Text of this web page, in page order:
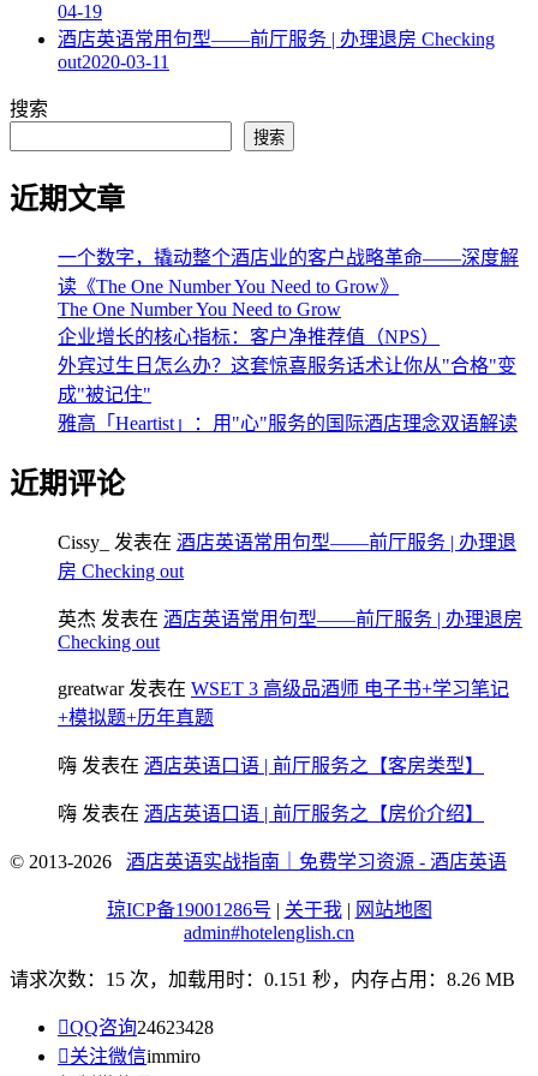
04-19
酒店英语常用句型——前厅服务 | 办理退房 Checking
out2020-03-11
搜索
搜索
近期文章
一个数字，撬动整个酒店业的客户战略革命——深度解
读《The One Number You Need to Grow》
The One Number You Need to Grow
企业增长的核心指标：客户净推荐值（NPS）
外宾过生日怎么办？这套惊喜服务话术让你从"合格"变
成"被记住"
雅高「Heartist」：用"心"服务的国际酒店理念双语解读
近期评论
Cissy_ 发表在 酒店英语常用句型——前厅服务 | 办理退
房 Checking out
英杰 发表在 酒店英语常用句型——前厅服务 | 办理退房
Checking out
greatwar发表在 WSET 3 高级品酒师 电子书+学习笔记
+模拟题+历年真题
嗨 发表在 酒店英语口语 | 前厅服务之【客房类型】
嗨 发表在 酒店英语口语 | 前厅服务之【房价介绍】
© 2013-2026 酒店英语实战指南｜免费学习资源 - 酒店英语
琼ICP备19001286号 | 关于我 | 网站地图
admin#hotelenglish.cn
请求次数：15 次，加载用时：0.151 秒，内存占用：8.26 MB
QQ咨询24623428
关注微信immiro